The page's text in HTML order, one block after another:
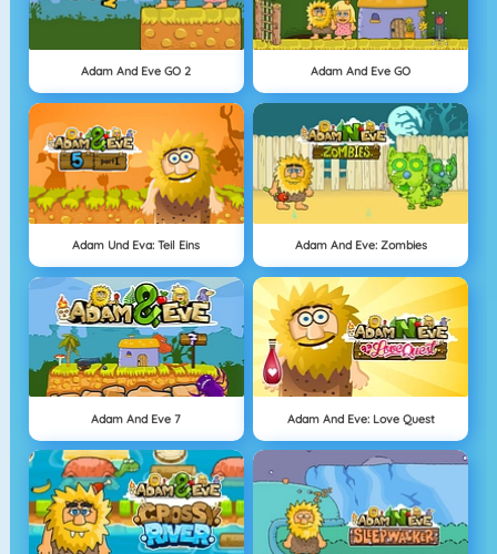
Adam And Eve GO 2 Adam And Eve GO
Adam Und Eva: Teil Eins Adam And Eve: Zombies
Adam And Eve 7 Adam And Eve: Love Quest